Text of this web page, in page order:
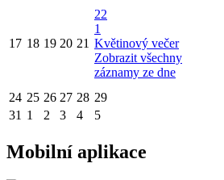
17 18 19 20 21
22
1
Květinový večer
Zobrazit všechny
záznamy ze dne
24 25 26 27 28 29
31 1 2 3 4 5
Mobilní aplikace